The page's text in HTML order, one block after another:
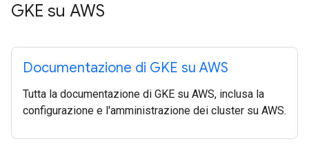
GKE su AWS
Documentazione di GKE su AWS
Tutta la documentazione di GKE su AWS, inclusa la
configurazione e l'amministrazione dei cluster su AWS.